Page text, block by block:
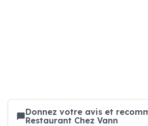
Donnez votre avis et
Restaurant Chez Vann